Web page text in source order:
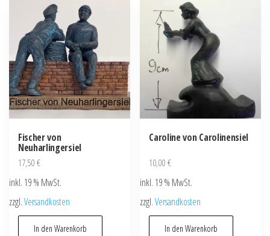
Fischer von
Neuharlingersiel
17,50€
inkl. 19 % MwSt.
zzgl.Versandkosten
In den Warenkorb
Caroline von Carolinensiel
10,00€
inkl. 19 % MwSt.
zzgl.Versandkosten
In den Warenkorb